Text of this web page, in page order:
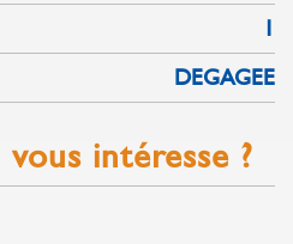
1
DEGAGEE
vous intéresse ?